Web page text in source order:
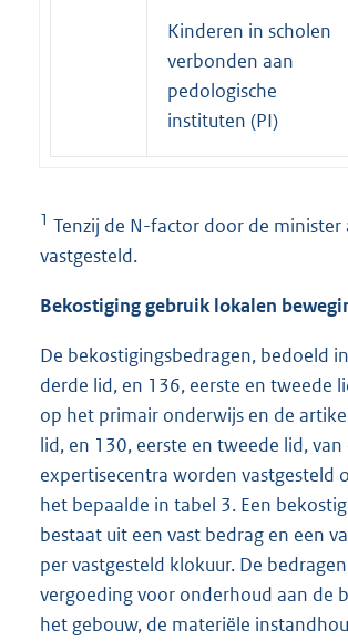
Kinderen in scholen
verbonden aan
pedologische
instituten (PI)
1 Tenzij de N-factor door de minister
vastgesteld.
Bekostiging gebruik lokalen
De bekostigingsbedragen, bedoeld
derde lid, en 136, eerste en tweede
op het primair onderwijs en de
lid, en 130, eerste en tweede lid,
expertisecentra worden vastgesteld
het bepaalde in tabel 3. Een
bestaat uit een vast bedrag en een
per vastgesteld klokuur. De
vergoeding voor onderhoud aan de
het gebouw, de materiële